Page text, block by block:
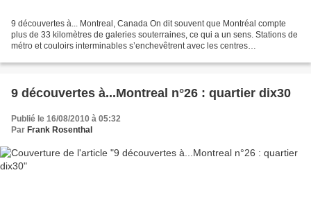
9 découvertes à... Montreal, Canada On dit souvent que Montréal compte
plus de 33 kilomètres de galeries souterraines, ce qui a un sens. Stations de
métro et couloirs interminables s’enchevêtrent avec les centres
9 découvertes à...Montreal n°26 : quartier dix30
Publié le 16/08/2010 à 05:32
Par Frank Rosenthal